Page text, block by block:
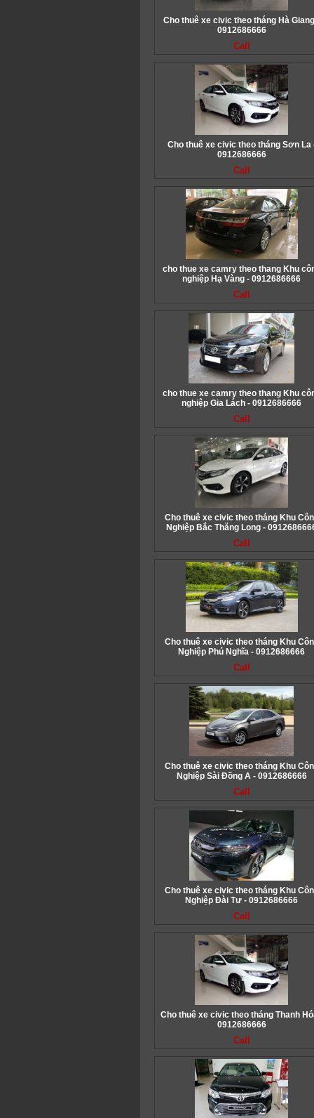
Cho thuê xe civic theo tháng Hà
0912686666
Call
Cho thuê xe civic theo tháng Sơn La
0912686666
Call
cho thue xe camry theo thang Khu
nghiệp Hạ Vàng - 0912686666
Call
cho thue xe camry theo thang Khu
nghiệp Gia Lách - 0912686666
Call
Cho thuê xe civic theo tháng Khu
Nghiệp Bắc Thăng Long -
Call
Cho thuê xe civic theo tháng Khu
Nghiệp Phú Nghĩa - 0912686666
Call
Cho thuê xe civic theo tháng Khu
Nghiệp Sài Đồng A - 0912686666
Call
Cho thuê xe civic theo tháng Khu
Nghiệp Đài Tư - 0912686666
Call
Cho thuê xe civic theo tháng Thanh
0912686666
Call